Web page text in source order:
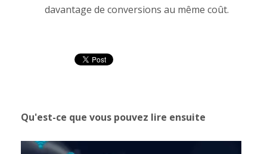
davantage de conversions au même coût.
Qu'est-ce que vous pouvez lire ensuite